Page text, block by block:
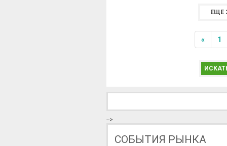
ЕЩЕ
« 1
-->
СОБЫТИЯ РЫНКА